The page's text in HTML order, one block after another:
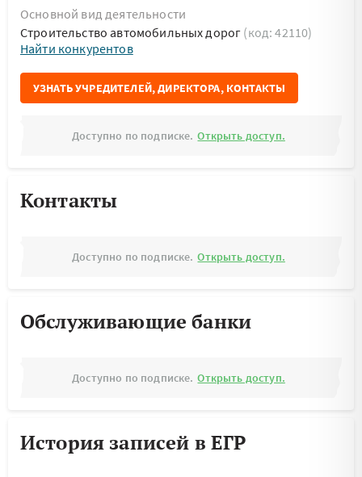
Основной вид деятельности
Строительство автомобильных дорог (код: 42110)
Найти конкурентов
УЗНАТЬ УЧРЕДИТЕЛЕЙ, ДИРЕКТОРА, КОНТАКТЫ
Доступно по подписке. Открыть доступ.
Контакты
Доступно по подписке. Открыть доступ.
Обслуживающие банки
Доступно по подписке. Открыть доступ.
История записей в ЕГР